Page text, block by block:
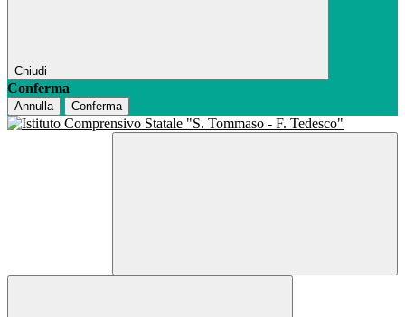
Chiudi
Conferma
Annulla Conferma